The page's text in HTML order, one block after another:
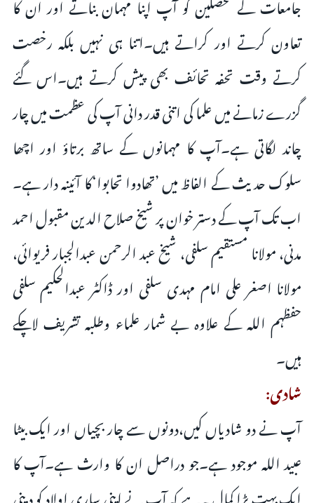
تعاون کرتے اور کراتے ہیں۔اتنا ہی نہیں بلکہ رخصت
کرتے وقت تحفہ تحائف بھی پیش کرتے ہیں۔اس گئے
گزرے زمانے میں علما کی اتنی قدر دانی آپ کی عظمت میں چار
چاند لگاتی ہے۔آپ کا مہمانوں کے ساتھ برتاؤ اور اچھا
سلوک حدیث کے الفاظ میں ’تھادوا تحابوا‘کا آئینہ دار ہے۔
اب تک آپ کے دستر خوان پر شیخ صلاح الدین مقبول احمد
مدنی، مولانا مستقیم سلفی، شیخ عبد الرحمن عبدالجبار فریوائی،
مولانا اصغر علی امام مہدی سلفی اور ڈاکٹر عبدالحکیم سلفی
حفظہم اللہ کے علاوہ بے شمار علماء وطلبہ تشریف لاچکے
ہیں۔
شادی:
آپ نے دو شادیاں کیں،دونوں سے چار بچیاں اور ایک بیٹا
عبید اللہ موجود ہے۔جو دراصل ان کا وارث ہے۔آپ کا
ایک بہت بڑا کمال یہ ہے کہ آپ نے اپنی ساری اولاد کو دینی